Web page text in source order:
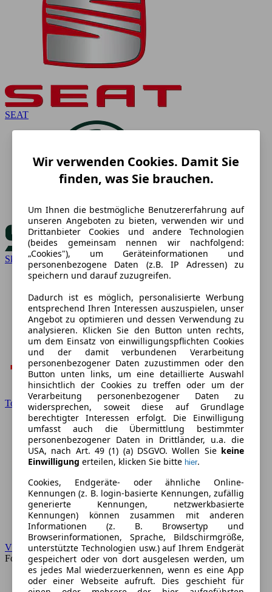
SEAT
Skoda
Toyota
VW
Forum
Wir verwenden Cookies. Damit Sie
finden, was Sie brauchen.
Um Ihnen die bestmögliche Benutzererfahrung auf
unseren Angeboten zu bieten, verwenden wir und
Drittanbieter Cookies und andere Technologien
(beides gemeinsam nennen wir nachfolgend:
„Cookies"), um Geräteinformationen und
personenbezogene Daten (z.B. IP Adressen) zu
speichern und darauf zuzugreifen.
Dadurch ist es möglich, personalisierte Werbung
entsprechend Ihren Interessen auszuspielen, unser
Angebot zu optimieren und dessen Verwendung zu
analysieren. Klicken Sie den Button unten rechts,
um dem Einsatz von einwilligungspflichten Cookies
und der damit verbundenen Verarbeitung
personenbezogener Daten zuzustimmen oder den
Button unten links, um eine detaillierte Auswahl
hinsichtlich der Cookies zu treffen oder um der
Verarbeitung personenbezogener Daten zu
widersprechen, soweit diese auf Grundlage
berechtigter Interessen erfolgt. Die Einwilligung
umfasst auch die Übermittlung bestimmter
personenbezogener Daten in Drittländer, u.a. die
USA, nach Art. 49 (1) (a) DSGVO. Wollen Sie keine
Einwilligung erteilen, klicken Sie bitte hier.
Cookies, Endgeräte- oder ähnliche Online-
Kennungen (z. B. login-basierte Kennungen, zufällig
generierte Kennungen, netzwerkbasierte
Kennungen) können zusammen mit anderen
Informationen (z. B. Browsertyp und
Browserinformationen, Sprache, Bildschirmgröße,
unterstützte Technologien usw.) auf Ihrem Endgerät
gespeichert oder von dort ausgelesen werden, um
es jedes Mal wiederzuerkennen, wenn es eine App
oder einer Webseite aufruft. Dies geschieht für